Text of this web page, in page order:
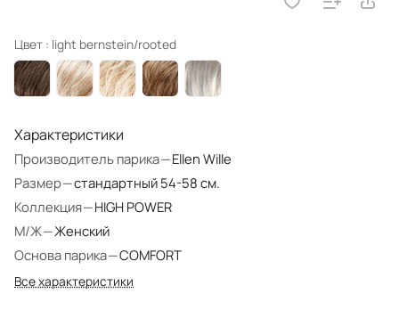
Цвет : light bernstein/rooted
Характеристики
Производитель парика—Ellen Wille
Размер—стандартный 54-58 см.
Коллекция—HIGH POWER
М/Ж—Женский
Основа парика—COMFORT
Все характеристики